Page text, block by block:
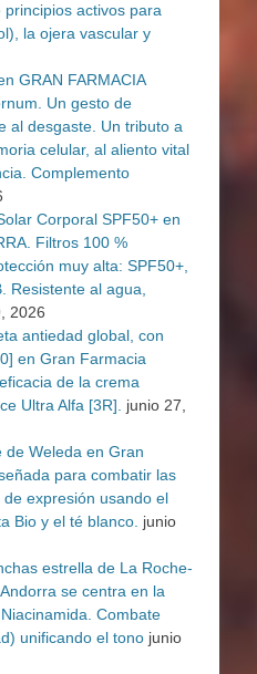
activos para
la ojera vascular y
GRAN FARMACIA
Un gesto de
al desgaste. Un tributo a
celular, al aliento vital
Complemento
Corporal SPF50+ en
Filtros 100 %
muy alta: SPF50+,
Resistente al agua,
2026
antiedad global, con
en Gran Farmacia
de la crema
Ultra Alfa [3R].
junio 27,
Weleda en Gran
para combatir las
expresión usando el
Bio y el té blanco. junio
estrella de La Roche-
se centra en la
Combate
unificando el tono junio